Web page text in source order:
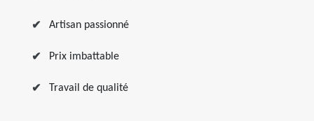
Artisan passionné
Prix imbattable
Travail de qualité